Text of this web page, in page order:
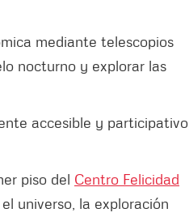
mediante telescopios
nocturno y explorar las
accesible y participativo,
piso del Centro Felicidad
universo, la exploración